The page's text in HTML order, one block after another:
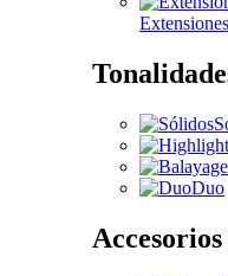
Duo